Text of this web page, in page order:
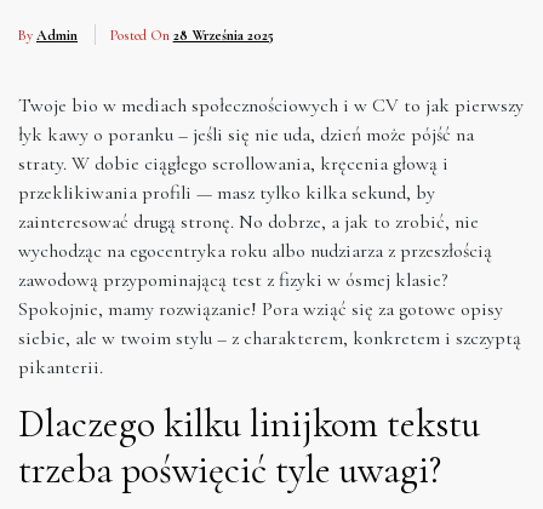
By Admin Posted On 28 Września 2025
Twoje bio w mediach społecznościowych i w CV to jak pierwszy
łyk kawy o poranku – jeśli się nie uda, dzień może pójść na
straty. W dobie ciągłego scrollowania, kręcenia głową i
przeklikiwania profili — masz tylko kilka sekund, by
zainteresować drugą stronę. No dobrze, a jak to zrobić, nie
wychodząc na egocentryka roku albo nudziarza z przeszłością
zawodową przypominającą test z fizyki w ósmej klasie?
Spokojnie, mamy rozwiązanie! Pora wziąć się za gotowe opisy
siebie, ale w twoim stylu – z charakterem, konkretem i szczyptą
pikanterii.
Dlaczego kilku linijkom tekstu
trzeba poświęcić tyle uwagi?